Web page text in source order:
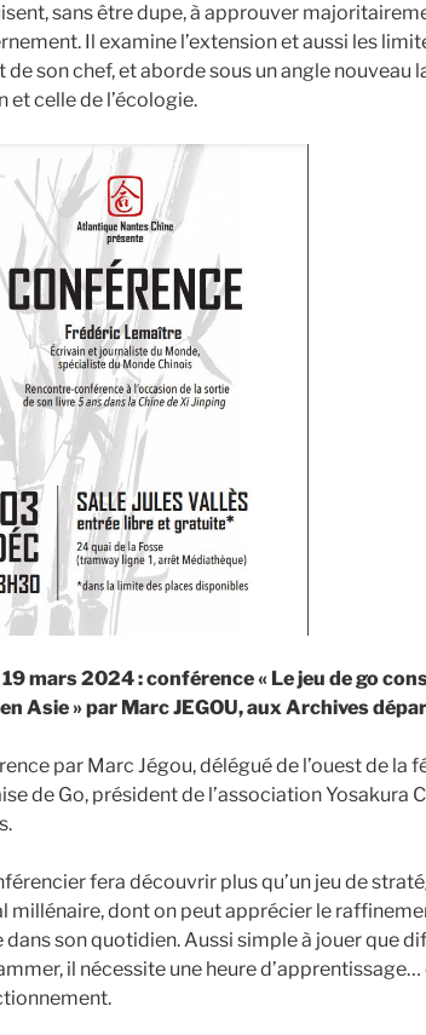
sans être dupe, à approuver
Il examine l’extension et aussi les
de son chef, et aborde sous un angle nouveau
et celle de l’écologie.
mars 2024 : conférence « Le jeu de go
Asie » par Marc JEGOU, aux Archives
par Marc Jégou, délégué de l’ouest de la
de Go, président de l’association Yosakura
fera découvrir plus qu’un jeu de
millénaire, dont on peut apprécier le
dans son quotidien. Aussi simple à jouer que
il nécessite une heure d’apprentissage…